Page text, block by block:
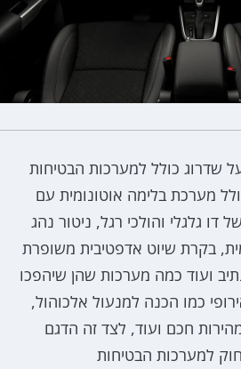
שדרוג כולל למערכות הבטיחות
מערכת בלימה אוטונומית עם
דו גלגלי והולכי רגל, ניטור נהג
בקרת שיוט אדפטיבית משופרת
ועוד כמה מערכות שהן שיהפכו
כמו הכנה למנעול אלכוהול,
חכם ועוד, לצד זה הדגם
למערכות הבטיחות